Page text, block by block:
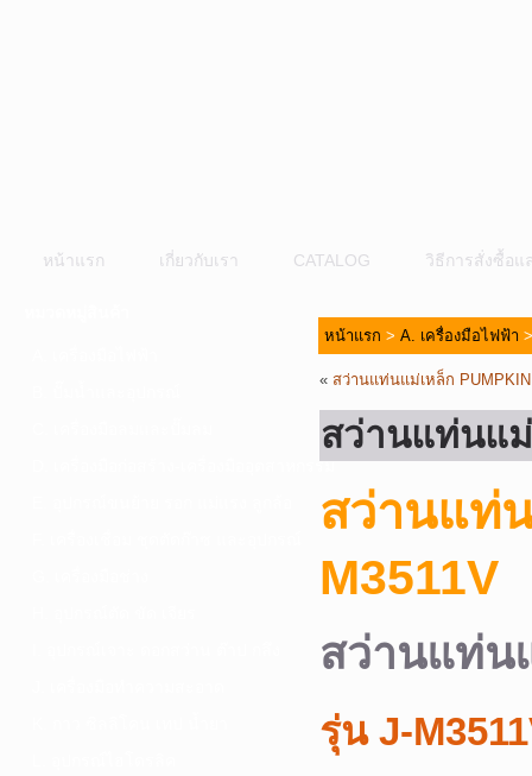
หน้าแรก เกี่ยวกับเรา CATALOG วิธีการสั่งซื้อแ
D. เครื่องมือก่อสร้าง-เครื่องมืออุตสาหกรรม
หน้าแรก > A. เครื่องมือไฟฟ้า
« สว่านแท่นแม่เหล็ก PUMPKIN
สว่านแท่นแม่
สว่านแท่
M3511V
สว่านแท่น
รุ่น J-